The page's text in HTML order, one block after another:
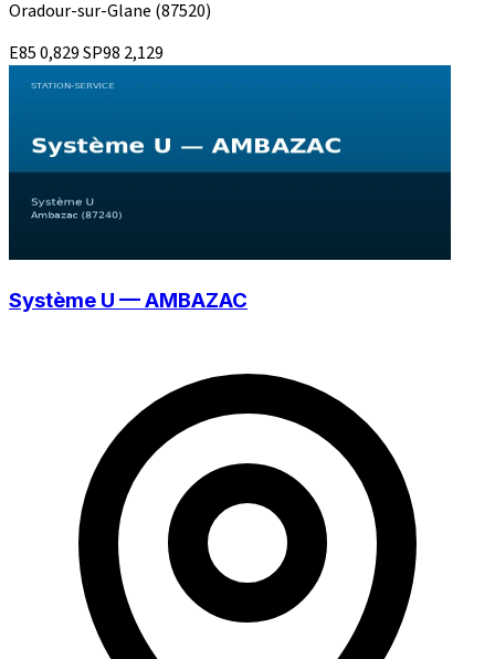
Oradour-sur-Glane (87520)
E850,829SP98 2,129
Système U — AMBAZAC